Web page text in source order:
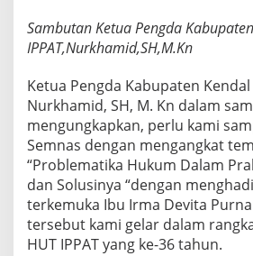
Sambutan Ketua Pengda
IPPAT,Nurkhamid,SH,M.Kn
Ketua Pengda Kabupaten Kendal
Nurkhamid, SH, M. Kn dalam
mengungkapkan, perlu kami
Semnas dengan mengangkat
“Problematika Hukum Dalam
dan Solusinya “dengan
terkemuka Ibu Irma Devita
tersebut kami gelar dalam
HUT IPPAT yang ke-36 tahun.